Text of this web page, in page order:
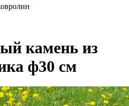
камень из
ф30 см